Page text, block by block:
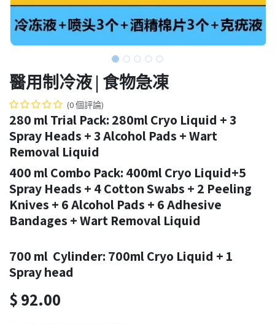
醫用制冷液 | 食物急凍
(0 個評論)
280 ml Trial Pack: 280ml Cryo Liquid + 3
Spray Heads + 3 Alcohol Pads + Wart
Removal Liquid
400 ml Combo Pack: 400ml Cryo Liquid+5
Spray Heads + 4 Cotton Swabs + 2 Peeling
Knives + 6 Alcohol Pads + 6 Adhesive
Bandages + Wart Removal Liquid
700 ml Cylinder: 700ml Cryo Liquid + 1
Spray head
$92.00